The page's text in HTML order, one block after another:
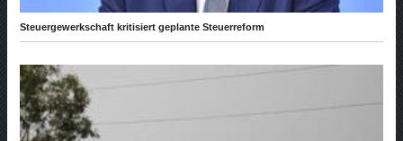
Steuergewerkschaft kritisiert geplante Steuerreform